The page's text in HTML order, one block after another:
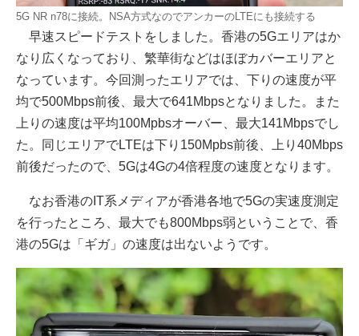
5G NR n78に接続。NSA方式なのでアンカーのLTEにも接続する
早速スピードテストをしました。香港の5Gエリアはか
なり広くなっており、繁華街などはほぼカバーエリアと
なっています。今回測ったエリアでは、下りの速度が平
均で500Mbps前後、最大で641Mbpsとなりました。また
上りの速度は平均100Mpbsオーバー、最大141Mbpsでし
た。同じエリアでLTEは下り150Mpbs前後、上り40Mbps
前後だったので、5Gは4Gの4倍程度の速度となります。
なお香港のIT系メディアが香港各地で5Gの実速度測定
を行ったところ、最大でも800Mbps弱ということで、香
港の5Gは「ギガ」の速度は出ないようです。